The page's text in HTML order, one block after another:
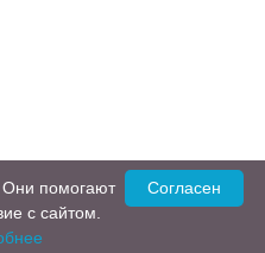
Согласен
помогают
с сайтом.